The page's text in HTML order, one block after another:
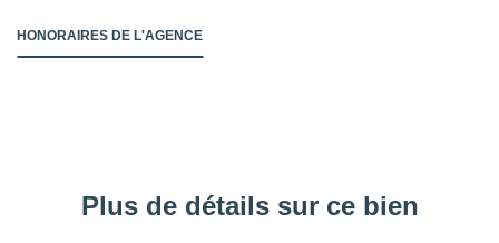
HONORAIRES DE L'AGENCE
Plus de détails sur ce bien